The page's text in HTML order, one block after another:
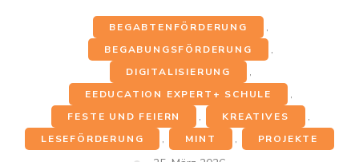
BEGABTENFÖRDERUNG
,
BEGABUNGSFÖRDERUNG
,
DIGITALISIERUNG
,
EEDUCATION EXPERT+ SCHULE
,
FESTE UND FEIERN
, KREATIVES
,
LESEFÖRDERUNG
, MINT , PROJEKTE